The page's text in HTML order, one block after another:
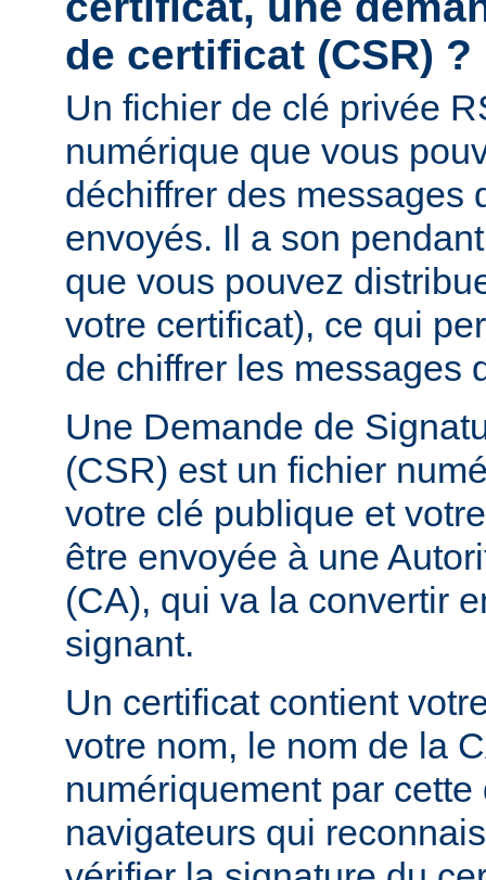
de certificat (CSR) ?
Un fichier de clé privée
numérique que vous
déchiffrer des messages
envoyés. Il a son
que vous pouvez
votre certificat), ce qui
de chiffrer les messages
Une Demande de
(CSR) est un fichier
votre clé publique et
être envoyée à une
(CA), qui va la convertir
signant.
Un certificat contient
votre nom, le nom de la
numériquement par
navigateurs qui